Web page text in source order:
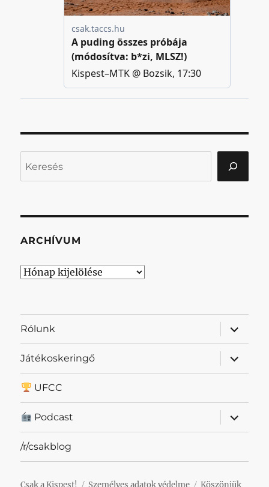
ARCHÍVUM
Archívum
Rólunk
almenü
Játékoskeringő
almenü
UFCC
Podcast
almenü
/r/csakblog
Csak a Kispest! Személyes adatok védelme
Köszönjük